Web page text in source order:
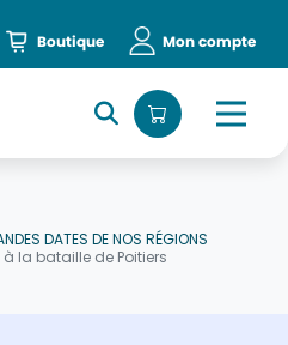
Boutique Mon compte
DATES DE NOS RÉGIONS
à la bataille de Poitiers